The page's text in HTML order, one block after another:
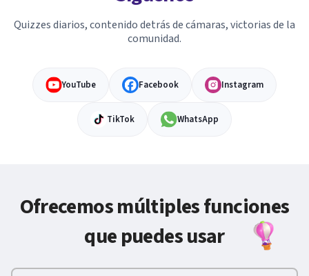
Quizzes diarios, contenido detrás de cámaras, victorias de la
comunidad.
YouTube Facebook Instagram
TikTok WhatsApp
Ofrecemos múltiples funciones
que puedes usar